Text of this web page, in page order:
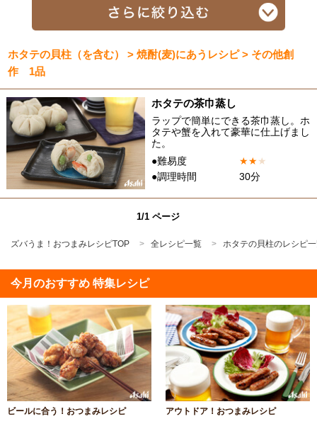
ホタテの貝柱（を含む） > 焼酎(麦)にあうレシピ > その他創
作 1品
ホタテの茶巾蒸し
ラップで簡単にできる茶巾蒸し。ホ
タテや蟹を入れて豪華に仕上げまし
た。
●難易度
★★★
●調理時間
30分
1/1 ページ
ズバうま！おつまみレシピTOP 全レシピ一覧 ホタテの貝柱のレシピ
今月のおすすめ 特集レシピ
ビールに合う！おつまみレシピ アウトドア！おつまみレシピ